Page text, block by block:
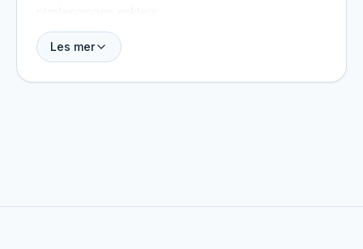
Stavanger har et levende eventmiljø med
Kategoriene gir en rask oversikt: DJs og band til
Les mer